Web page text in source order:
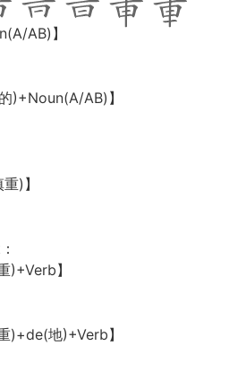
AB)】
)+Noun(A/AB)】
)】
)+Verb】
)+de(地)+Verb】